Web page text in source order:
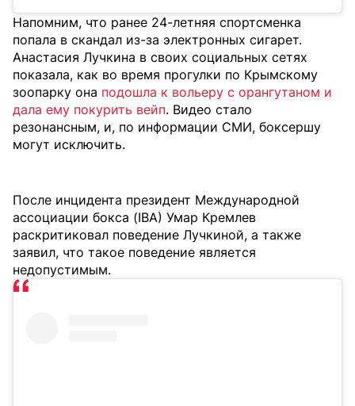
Напомним, что ранее 24-летняя спортсменка
попала в скандал из-за электронных сигарет.
Анастасия Лучкина в своих социальных сетях
показала, как во время прогулки по Крымскому
зоопарку она подошла к вольеру с орангутаном и
дала ему покурить вейп. Видео стало
резонансным, и, по информации СМИ, боксершу
могут исключить.
После инцидента президент Международной
ассоциации бокса (IBA) Умар Кремлев
раскритиковал поведение Лучкиной, а также
заявил, что такое поведение является
недопустимым.